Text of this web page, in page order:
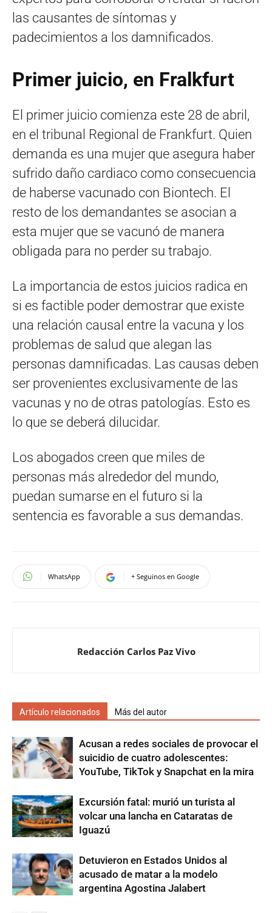
las causantes de síntomas y
padecimientos a los damnificados.
Primer juicio, en Fralkfurt
El primer juicio comienza este 28 de abril,
en el tribunal Regional de Frankfurt. Quien
demanda es una mujer que asegura haber
sufrido daño cardiaco como consecuencia
de haberse vacunado con Biontech. El
resto de los demandantes se asocian a
esta mujer que se vacunó de manera
obligada para no perder su trabajo.
La importancia de estos juicios radica en
si es factible poder demostrar que existe
una relación causal entre la vacuna y los
problemas de salud que alegan las
personas damnificadas. Las causas deben
ser provenientes exclusivamente de las
vacunas y no de otras patologías. Esto es
lo que se deberá dilucidar.
Los abogados creen que miles de
personas más alrededor del mundo,
puedan sumarse en el futuro si la
sentencia es favorable a sus demandas.
WhatsApp + Seguinos en Google
Redacción Carlos Paz Vivo
Artículo relacionados Más del autor
Acusan a redes sociales de provocar el
suicidio de cuatro adolescentes:
YouTube, TikTok y Snapchat en la mira
Excursión fatal: murió un turista al
volcar una lancha en Cataratas de
Iguazú
Detuvieron en Estados Unidos al
acusado de matar a la modelo
argentina Agostina Jalabert